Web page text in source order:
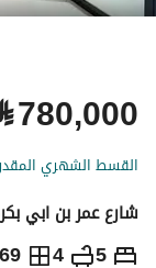
780,000
القسط الشهري
شارع عمر بن ابي
5
4